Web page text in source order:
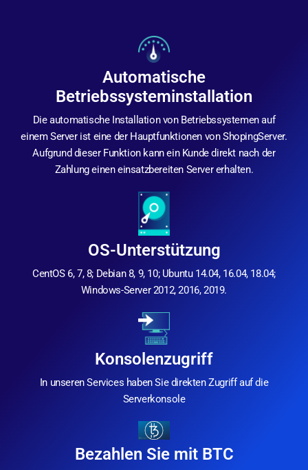
Automatische
Betriebssysteminstallation
Die automatische Installation von Betriebssystemen auf
einem Server ist eine der Hauptfunktionen von ShopingServer.
Aufgrund dieser Funktion kann ein Kunde direkt nach der
Zahlung einen einsatzbereiten Server erhalten.
OS-Unterstützung
CentOS 6, 7, 8; Debian 8, 9, 10; Ubuntu 14.04, 16.04, 18.04;
Windows-Server 2012, 2016, 2019.
Konsolenzugriff
In unseren Services haben Sie direkten Zugriff auf die
Serverkonsole
Bezahlen Sie mit BTC